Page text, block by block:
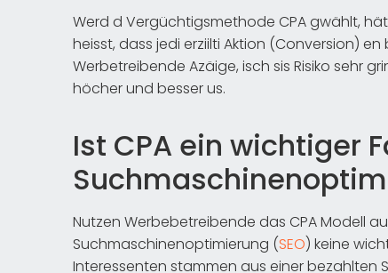
Werd d Vergüchtigsmethode CPA gwählt,
heisst, dass jedi erziilti Aktion (Conversion)
Werbetreibende Azäige, isch sis Risiko sehr
höcher und besser us.
Ist CPA ein wichtiger
Nutzen Werbebetreibende das CPA Modell
Suchmaschinenoptimierung (SEO) keine
Interessenten stammen aus einer bezahlten